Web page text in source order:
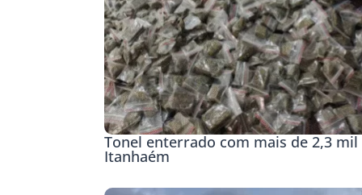
Tonel enterrado com mais de 2,3
Itanhaém